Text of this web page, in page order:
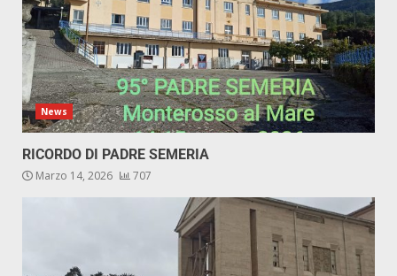
News
RICORDO DI PADRE SEMERIA
Marzo 14, 2026 707